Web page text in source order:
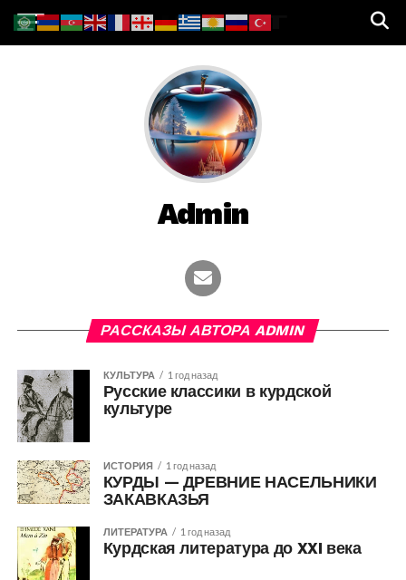
Admin
РАССКАЗЫ АВТОРА ADMIN
КУЛЬТУРА 1 год назад
Русские классики в курдской
культуре
ИСТОРИЯ 1 год назад
КУРДЫ — ДРЕВНИЕ НАСЕЛЬНИКИ
ЗАКАВКАЗЬЯ
ЛИТЕРАТУРА 1 год назад
Курдская литература до XXI века